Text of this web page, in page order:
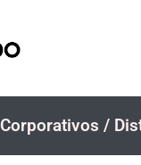
Corporativos /